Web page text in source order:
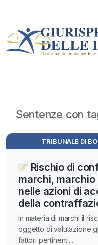
Sentenze con
TRIBUNALE DI
Rischio di
marchi, marchio
nelle azioni di
della
In materia di marchi il
oggetto di valutazione
fattori pertinenti...